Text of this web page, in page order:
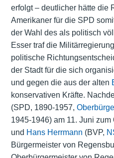
erfolgt – deutlicher hätte die
Amerikaner für die SPD
der Wahl des als politisch
Esser traf die
politische
der Stadt für die sich
und gegen die aus der alten
konservativen Kräfte.
(SPD, 1890-1957,
1945-1946) am 11. Juni
und Hans Herrmann (BVP,
Bürgermeister von